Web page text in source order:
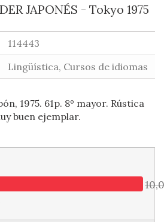
JAPONÉS - Tokyo 1975
114443
Lingüística, Cursos de idiomas
1975. 61p. 8º mayor. Rústica
buen ejemplar.